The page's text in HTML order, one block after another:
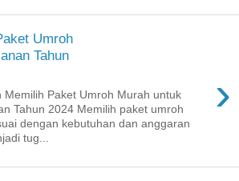
Umroh
Tahun
›
Memilih Paket Umroh Murah untuk
Tahun 2024 Memilih paket umroh
dengan kebutuhan dan anggaran
tug...